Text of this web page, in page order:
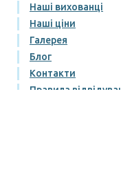
Наші вихованці
Наші ціни
Галерея
Блог
Контакти
Правила